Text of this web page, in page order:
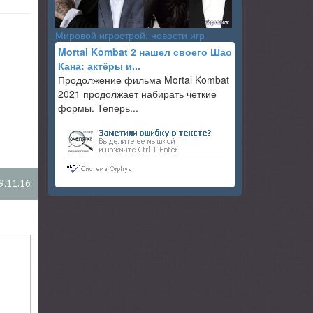
Мировой игрострой: новости игр
Mortal Kombat 2 нашел своего Шао
Кана: актёры и...
Продолжение фильма Mortal Kombat
2021 продолжает набирать четкие
формы. Теперь...